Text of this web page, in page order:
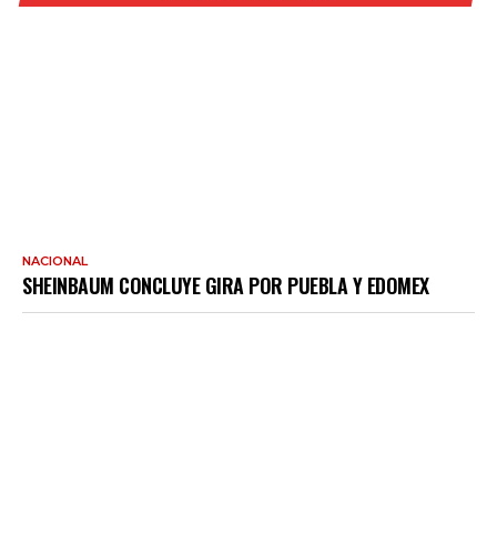
NACIONAL
SHEINBAUM CONCLUYE GIRA POR PUEBLA Y EDOMEX